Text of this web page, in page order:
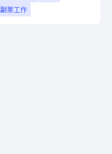
副業工作